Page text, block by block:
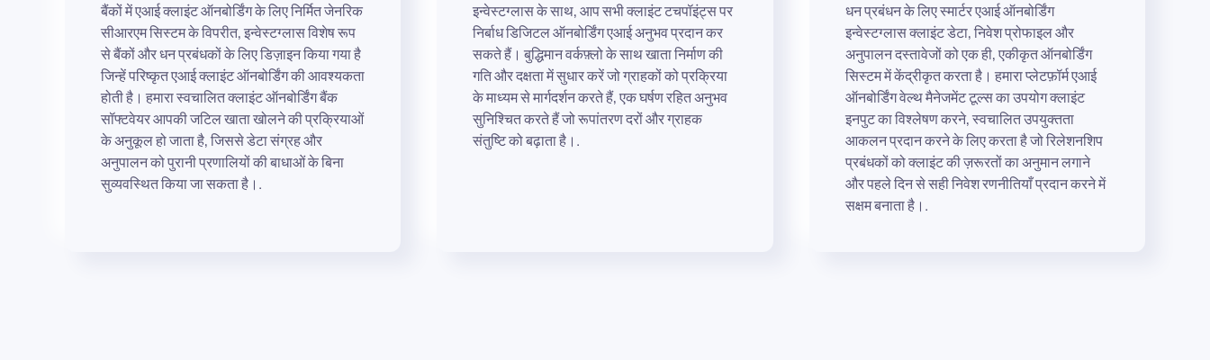
बैंकों में एआई क्लाइंट ऑनबोर्डिंग के लिए निर्मित जेनरिक
सीआरएम सिस्टम के विपरीत, इन्वेस्टग्लास विशेष रूप
से बैंकों और धन प्रबंधकों के लिए डिज़ाइन किया गया है
जिन्हें परिष्कृत एआई क्लाइंट ऑनबोर्डिंग की आवश्यकता
होती है। हमारा स्वचालित क्लाइंट ऑनबोर्डिंग बैंक
सॉफ्टवेयर आपकी जटिल खाता खोलने की प्रक्रियाओं
के अनुकूल हो जाता है, जिससे डेटा संग्रह और
अनुपालन को पुरानी प्रणालियों की बाधाओं के बिना
सुव्यवस्थित किया जा सकता है।.
इन्वेस्टग्लास के साथ, आप सभी क्लाइंट टचपॉइंट्स पर
निर्बाध डिजिटल ऑनबोर्डिंग एआई अनुभव प्रदान कर
सकते हैं। बुद्धिमान वर्कफ़्लो के साथ खाता निर्माण की
गति और दक्षता में सुधार करें जो ग्राहकों को प्रक्रिया
के माध्यम से मार्गदर्शन करते हैं, एक घर्षण रहित अनुभव
सुनिश्चित करते हैं जो रूपांतरण दरों और ग्राहक
संतुष्टि को बढ़ाता है।.
धन प्रबंधन के लिए स्मार्टर एआई ऑनबोर्डिंग
इन्वेस्टग्लास क्लाइंट डेटा, निवेश प्रोफाइल और
अनुपालन दस्तावेजों को एक ही, एकीकृत ऑनबोर्डिंग
सिस्टम में केंद्रीकृत करता है। हमारा प्लेटफ़ॉर्म एआई
ऑनबोर्डिंग वेल्थ मैनेजमेंट टूल्स का उपयोग क्लाइंट
इनपुट का विश्लेषण करने, स्वचालित उपयुक्तता
आकलन प्रदान करने के लिए करता है जो रिलेशनशिप
प्रबंधकों को क्लाइंट की ज़रूरतों का अनुमान लगाने
और पहले दिन से सही निवेश रणनीतियाँ प्रदान करने में
सक्षम बनाता है।.